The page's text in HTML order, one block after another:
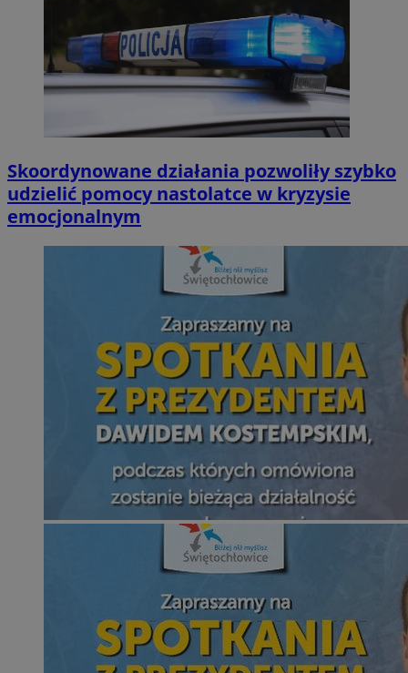
Skoordynowane działania pozwoliły szybko
udzielić pomocy nastolatce w kryzysie
emocjonalnym